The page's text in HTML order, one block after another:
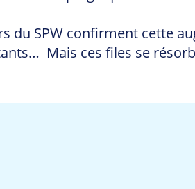
du SPW confirment cette
Mais ces files se